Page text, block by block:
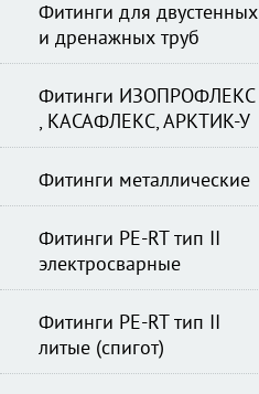
Фитинги для двустенных
и дренажных труб
Фитинги ИЗОПРОФЛЕКС
, КАСАФЛЕКС, АРКТИК-У
Фитинги металлические
Фитинги PE-RT тип II
электросварные
Фитинги PE-RT тип II
литые (спигот)